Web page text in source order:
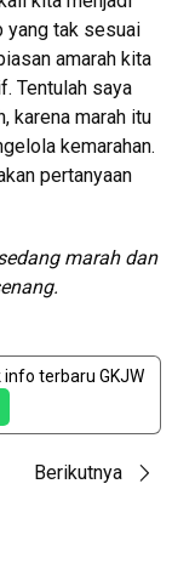
yang tak sesuai
amarah kita
Tentulah saya
karena marah itu
kemarahan.
pertanyaan
marah dan
terbaru GKJW
Berikutnya